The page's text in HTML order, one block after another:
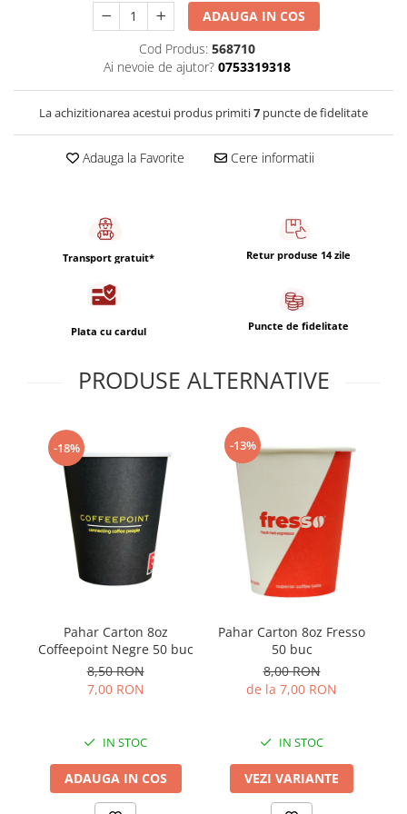
Capsule de Cafea
Cafea macinata
ADAUGA IN COS
Cod Produs: 568710
Ai nevoie de ajutor? 0753319318
La achizitionarea acestui produs primiti7 puncte de fidelitate
Adauga la Favorite Cere informatii
Transport gratuit* Retur produse 14 zile
Plata cu cardul Puncte de fidelitate
PRODUSE ALTERNATIVE
-18%
Pahar Carton 8oz
Coffeepoint Negre 50 buc
8,50 RON
7,00 RON
IN STOC
ADAUGA IN COS
-13%
Pahar Carton 8oz Fresso
50 buc
8,00 RON
de la 7,00 RON
IN STOC
VEZI VARIANTE